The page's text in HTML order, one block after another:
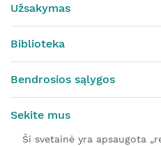
Užsakymas
Biblioteka
Bendrosios sąlygos
Sekite mus
Ši svetainė yra apsaugota